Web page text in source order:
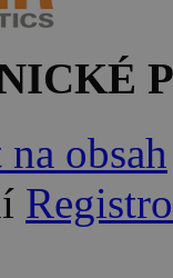
obsah